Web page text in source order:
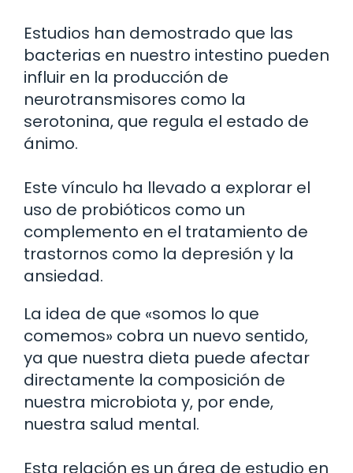
Estudios han demostrado que las
bacterias en nuestro intestino pueden
influir en la producción de
neurotransmisores como la
serotonina, que regula el estado de
ánimo.
Este vínculo ha llevado a explorar el
uso de probióticos como un
complemento en el tratamiento de
trastornos como la depresión y la
ansiedad.
La idea de que «somos lo que
comemos» cobra un nuevo sentido,
ya que nuestra dieta puede afectar
directamente la composición de
nuestra microbiota y, por ende,
nuestra salud mental.
Esta relación es un área de estudio en